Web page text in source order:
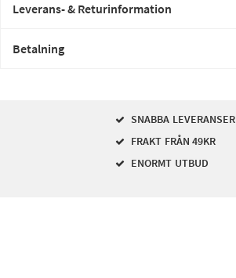
Leverans- & Returinformation
Betalning
SNABBA LEVERANSER
FRAKT FRÅN 49KR
ENORMT UTBUD